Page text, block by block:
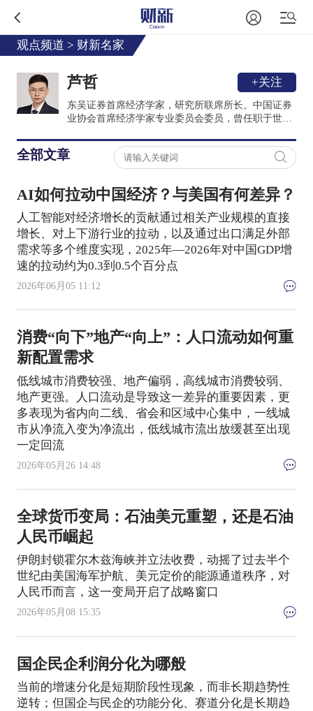
观点频道 > 财新名家
芦哲 +关注
东吴证券首席经济学家，研究所联席所长。中国证券
业协会首席经济学家专业委员会委员，曾任职于世界
财等多所大学硕士生导师和EMBA教授。
全部文章
AI如何拉动中国经济？与美国有何差异？
人工智能对经济增长的贡献通过相关产业规模的直接
增长、对上下游行业的拉动，以及通过出口满足外部
需求等多个维度实现，2025年—2026年对中国GDP增
速的拉动约为0.3到0.5个百分点
2026年06月05 11:12
消费“向下”地产“向上”：人口流动如何重
新配置需求
低线城市消费较强、地产偏弱，高线城市消费较弱、
地产更强。人口流动是导致这一差异的重要因素，更
多表现为省内向二线、省会和区域中心集中，一线城
市从净流入变为净流出，低线城市流出放缓甚至出现
一定回流
2026年05月26 14:48
全球货币变局：石油美元重塑，还是石油
人民币崛起
伊朗封锁霍尔木兹海峡并立法收费，动摇了过去半个
世纪由美国海军护航、美元定价的能源通道秩序，对
人民币而言，这一变局开启了战略窗口
2026年05月08 15:35
国企民企利润分化为哪般
当前的增速分化是短期阶段性现象，而非长期趋势性
逆转；但国企与民企的功能分化、赛道分化是长期趋